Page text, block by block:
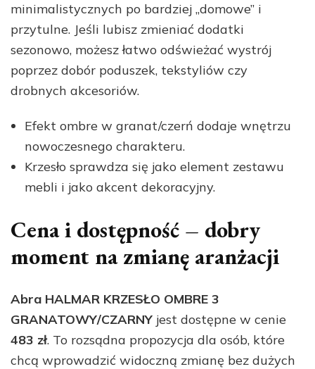
minimalistycznych po bardziej „domowe” i
przytulne. Jeśli lubisz zmieniać dodatki
sezonowo, możesz łatwo odświeżać wystrój
poprzez dobór poduszek, tekstyliów czy
drobnych akcesoriów.
Efekt ombre w granat/czerń dodaje wnętrzu
nowoczesnego charakteru.
Krzesło sprawdza się jako element zestawu
mebli i jako akcent dekoracyjny.
Cena i dostępność – dobry
moment na zmianę aranżacji
Abra HALMAR KRZESŁO OMBRE 3
GRANATOWY/CZARNY jest dostępne w cenie
483 zł. To rozsądna propozycja dla osób, które
chcą wprowadzić widoczną zmianę bez dużych